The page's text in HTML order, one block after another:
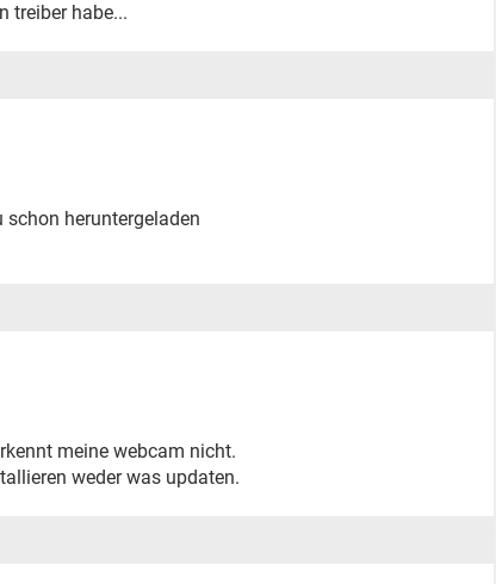
treiber habe...
schon heruntergeladen
meine webcam nicht.
weder was updaten.